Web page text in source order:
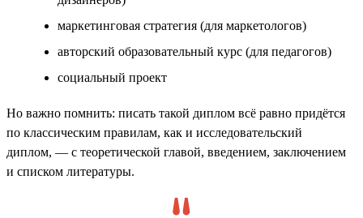
маркетинговая стратегия (для маркетологов)
авторский образовательный курс (для педагогов)
социальный проект
Но важно помнить: писать такой диплом всё равно придётся
по классическим правилам, как и исследовательский
диплом, — с теоретической главой, введением, заключением
и списком литературы.